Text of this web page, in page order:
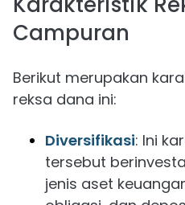
Campuran
Berikut merupakan
reksa dana ini:
Diversifikasi: Ini
tersebut
jenis aset